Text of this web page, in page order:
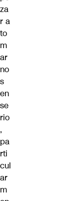
za
r a
to
m
ar
no
s
en
se
rio
,
pa
rti
cul
ar
m